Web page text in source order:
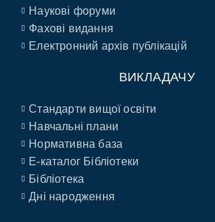
Наукові форуми
Фахові видання
Електронний архів публікацій
ВИКЛАДАЧУ
Стандарти вищої освіти
Навчальні плани
Нормативна база
E-каталог Бібліотеки
Бібліотека
Дні народження